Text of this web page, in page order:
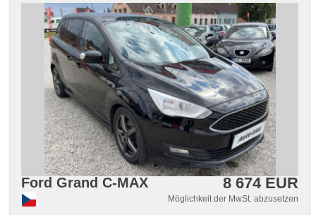
Ford Grand C-MAX 8 674 EUR
Möglichkeit der MwSt. abzusetzen